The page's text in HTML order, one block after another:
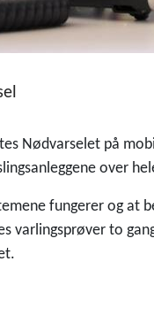
Nødvarselet på
over
fungerer og at
varlingsprøver to